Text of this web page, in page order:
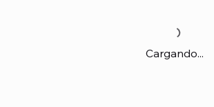
Cargando...